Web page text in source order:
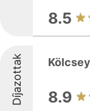
8.5
Díjazottak 8.9